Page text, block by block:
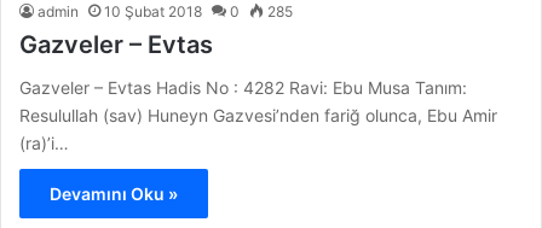
admin 10 Şubat 2018 0 285
Gazveler – Evtas
Gazveler – Evtas Hadis No : 4282 Ravi: Ebu Musa Tanım:
Resulullah (sav) Huneyn Gazvesi’nden fariğ olunca, Ebu Amir
(ra)’i…
Devamını Oku »